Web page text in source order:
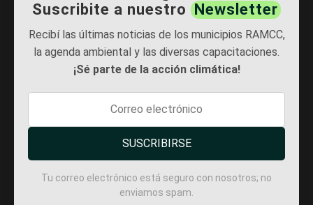
Suscribite a nuestro Newsletter
Recibí las últimas noticias de los municipios RAMCC,
la agenda ambiental y las diversas capacitaciones.
¡Sé parte de la acción climática!
SUSCRIBIRSE
Tu correo electrónico está seguro con nosotros; no
enviamos spam.